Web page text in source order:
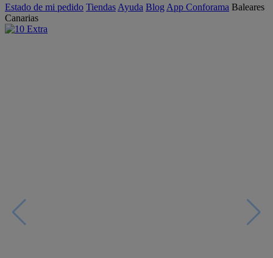
Estado de mi pedido Tiendas Ayuda Blog App Conforama Baleares
Canarias